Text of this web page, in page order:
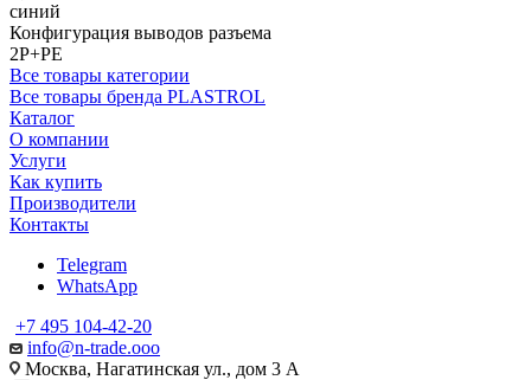
синий
Конфигурация выводов разъема
2P+PE
Все товары категории
Все товары бренда PLASTROL
Каталог
О компании
Услуги
Как купить
Производители
Контакты
Telegram
WhatsApp
+7 495 104-42-20
info@n-trade.ooo
Москва, Нагатинская ул., дом 3 А